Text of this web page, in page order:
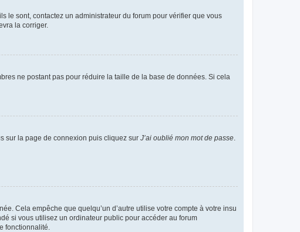
le sont, contactez un administrateur du forum pour vérifier que vous
la corriger.
ne postant pas pour réduire la taille de la base de données. Si cela
sur la page de connexion puis cliquez sur J’ai oublié mon mot de passe
Cela empêche que quelqu’un d’autre utilise votre compte à votre insu
si vous utilisez un ordinateur public pour accéder au forum
fonctionnalité.